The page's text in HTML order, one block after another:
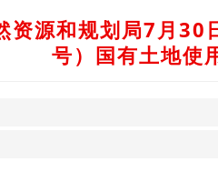
资源和规划局7月
号）国有土地使